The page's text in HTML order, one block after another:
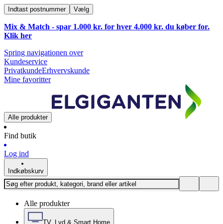
Indtast postnummer Vælg
Mix & Match - spar 1.000 kr. for hver 4.000 kr. du køber for.
Klik her
Spring navigationen over
Kundeservice
PrivatkundeErhvervskunde
Mine favoritter
Alle produkter
Find butik
Log ind
Indkøbskurv
Alle produkter
TV, Lyd & Smart Home